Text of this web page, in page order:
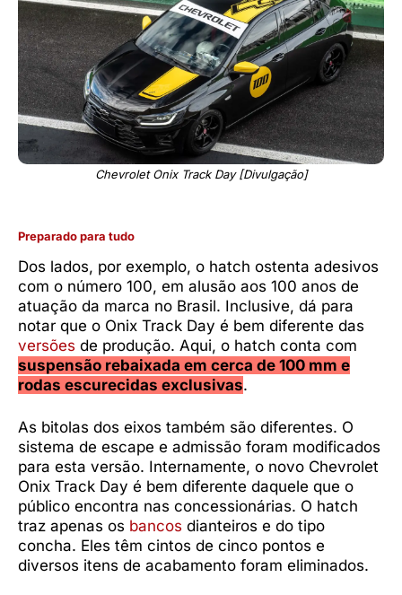
Chevrolet Onix Track Day [Divulgação]
Preparado para tudo
Dos lados, por exemplo, o hatch ostenta adesivos
com o número 100, em alusão aos 100 anos de
atuação da marca no Brasil. Inclusive, dá para
notar que o Onix Track Day é bem diferente das
versões de produção. Aqui, o hatch conta com
suspensão rebaixada em cerca de 100 mm e
rodas escurecidas exclusivas.
As bitolas dos eixos também são diferentes. O
sistema de escape e admissão foram modificados
para esta versão. Internamente, o novo Chevrolet
Onix Track Day é bem diferente daquele que o
público encontra nas concessionárias. O hatch
traz apenas os bancos dianteiros e do tipo
concha. Eles têm cintos de cinco pontos e
diversos itens de acabamento foram eliminados.